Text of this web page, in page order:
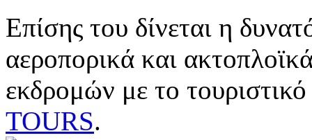
Επίσης του δίνεται η
αεροπορικά και
εκδρομών με το
TOURS.